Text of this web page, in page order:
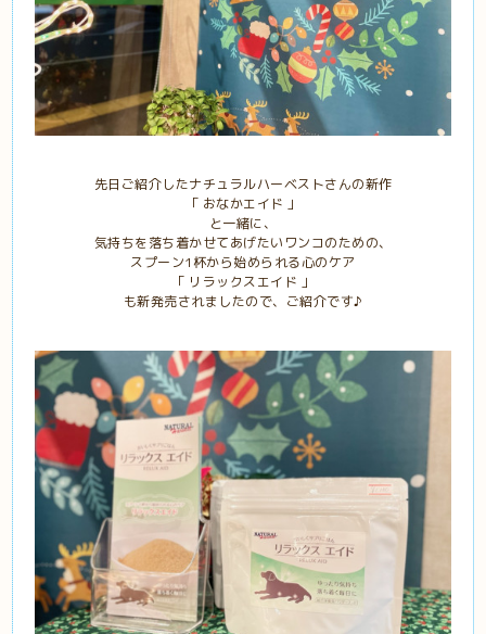
先日ご紹介したナチュラルハーベストさんの新作
「 おなかエイド 」
と一緒に、
気持ちを落ち着かせてあげたいワンコのための、
スプーン1杯から始められる心のケア
「 リラックスエイド 」
も新発売されましたので、ご紹介です♪